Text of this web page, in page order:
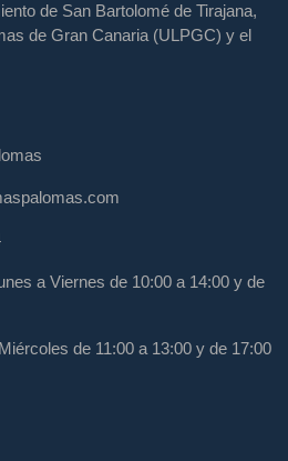
de San Bartolomé de Tirajana,
de Gran Canaria (ULPGC) y el
a Viernes de 10:00 a 14:00 y de
de 11:00 a 13:00 y de 17:00